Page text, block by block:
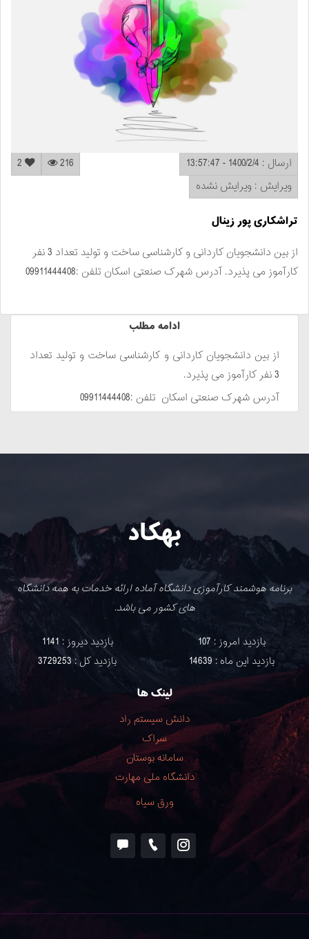
2 216
ارسال : 1400/2/4 - 13:57:47
ویرایش : ویرایش نشده
تراشکاری پور زینال
از بین دانشجویان کاردانی و کارشناسی ساخت و تولید تعداد 3 نفر
کارآموز می پذیرد. آدرس شهرک صنعتی اسکان تلفن :09911444408
ادامه مطلب
از بین دانشجویان کاردانی و کارشناسی ساخت و تولید تعداد
3 نفر کارآموز می پذیرد.
آدرس شهرک صنعتی اسکان تلفن :09911444408
بهکاد
برنامه هوشمند کارآموزی دانشگاه آماده ارائه خدمات به همه دانشگاه
های کشور می باشد.
بازدید امروز : 107
بازدید دیروز : 1141
بازدید این ماه : 14639
بازدید کل : 3729253
لینک ها
دانش سیستم راد
سراک
سامانه بوستان
دانشگاه ملی مهارت
ورق سياه